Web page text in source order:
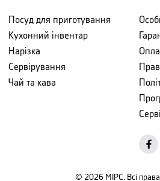
Посуд для приготування
Кухонний інвентар
Нарізка
Сервірування
Чай та кава
© 2026 МІРС. Всі